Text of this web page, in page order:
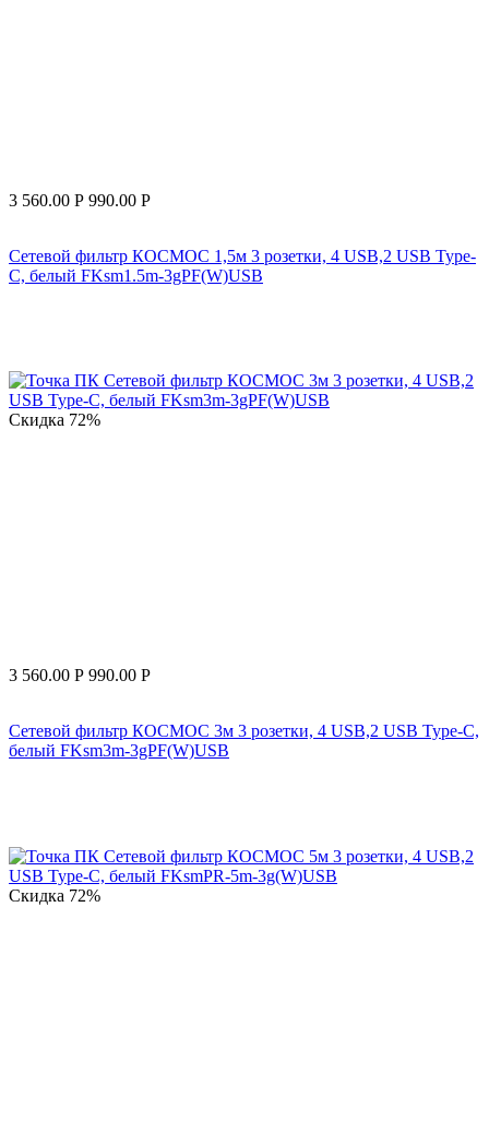
3 560.00 Р 990.00 Р
Сетевой фильтр КОСМОС 1,5м 3 розетки, 4 USB,2 USB Type-
C, белый FKsm1.5m-3gPF(W)USB
Скидка 72%
3 560.00 Р 990.00 Р
Сетевой фильтр КОСМОС 3м 3 розетки, 4 USB,2 USB Type-C,
белый FKsm3m-3gPF(W)USB
Скидка 72%